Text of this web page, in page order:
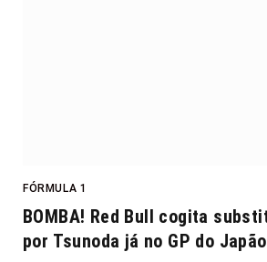
FÓRMULA 1
BOMBA! Red Bull cogita
por Tsunoda já no GP do Japão